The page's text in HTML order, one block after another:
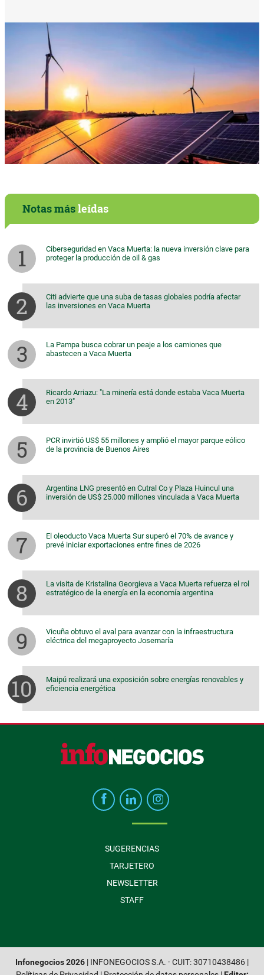
Notas másleídas
Ciberseguridad en Vaca Muerta: la nueva inversión clave para
proteger la producción de oil & gas
Citi advierte que una suba de tasas globales podría afectar
las inversiones en Vaca Muerta
La Pampa busca cobrar un peaje a los camiones que
abastecen a Vaca Muerta
Ricardo Arriazu: "La minería está donde estaba Vaca Muerta
en 2013"
PCR invirtió US$ 55 millones y amplió el mayor parque eólico
de la provincia de Buenos Aires
Argentina LNG presentó en Cutral Co y Plaza Huincul una
inversión de US$ 25.000 millones vinculada a Vaca Muerta
El oleoducto Vaca Muerta Sur superó el 70% de avance y
prevé iniciar exportaciones entre fines de 2026
La visita de Kristalina Georgieva a Vaca Muerta refuerza el rol
estratégico de la energía en la economía argentina
Vicuña obtuvo el aval para avanzar con la infraestructura
eléctrica del megaproyecto Josemaría
Maipú realizará una exposición sobre energías renovables y
eficiencia energética
SUGERENCIAS
TARJETERO
NEWSLETTER
STAFF
Infonegocios 2026 | INFONEGOCIOS S.A. · CUIT: 30710438486 |